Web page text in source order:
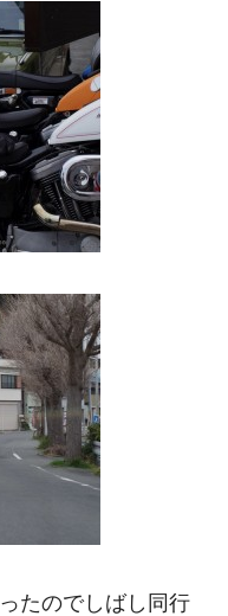
たのでしばし同行